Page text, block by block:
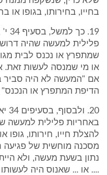
בחייו, בחירותו, בגופו או
פלילית למעשה שהיה דרוש
שמתפרץ או נכנס לבית
או מי שמנסה לעשות זאת.
אם "המעשה לא היה סביר
הדיפת המתפרץ או הנכנס"
באחריות פלילית למעשה
להצלת חייו, חירותו, גופו
מסכנה מוחשית של פגיעה
נתון בשעת מעשה, ולא
.... או ... שאנוס היה